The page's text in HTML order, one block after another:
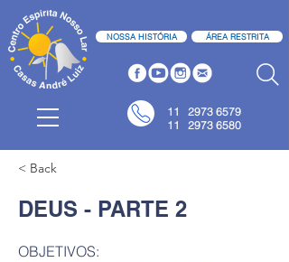
NOSSA HISTÓRIA ÁREA RESTRITA
11 2973 6579
11 2973 6580
< Back
DEUS - PARTE 2
OBJETIVOS: